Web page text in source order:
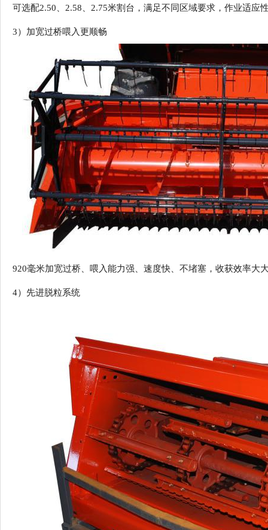
可选配2.50、2.58、2.75米割台，满足不同区域要求，作业适应
3） 加宽过桥喂入更顺畅
920毫米加宽过桥、喂入能力强、速度快、不堵塞，收获效率大
4） 先进脱粒系统